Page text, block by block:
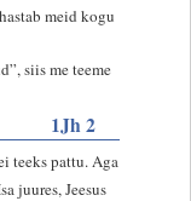
meid kogu
siis me teeme
1Jh 2
teeks pattu. Aga
juures, Jeesus